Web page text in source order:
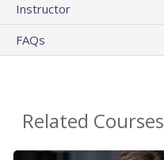
Instructor
FAQs
Related Courses